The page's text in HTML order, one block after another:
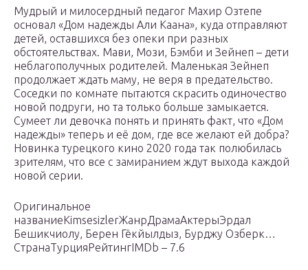
Мудрый и милосердный педагог Махир Озтепе
основал «Дом надежды Али Каана», куда отправляют
детей, оставшихся без опеки при разных
обстоятельствах. Мави, Мози, Бэмби и Зейнеп – дети
неблагополучных родителей. Маленькая Зейнеп
продолжает ждать маму, не веря в предательство.
Соседки по комнате пытаются скрасить одиночество
новой подруги, но та только больше замыкается.
Сумеет ли девочка понять и принять факт, что «Дом
надежды» теперь и её дом, где все желают ей добра?
Новинка турецкого кино 2020 года так полюбилась
зрителям, что все с замиранием ждут выхода каждой
новой серии.
Оригинальное
названиеKimsesizlerЖанрДрамаАктерыЭрдал
Бешикчиолу, Берен Гёкйылдыз, Бурджу Озберк…
СтранаТурцияРейтингIMDb – 7.6